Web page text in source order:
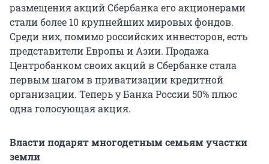
размещения акций Сбербанка его акционерами
стали более 10 крупнейших мировых фондов.
Среди них, помимо российских инвесторов, есть
представители Европы и Азии. Продажа
Центробанком своих акций в Сбербанке стала
первым шагом в приватизации кредитной
организации. Теперь у Банка России 50% плюс
одна голосующая акция.
Власти подарят многодетным семьям участки
земли